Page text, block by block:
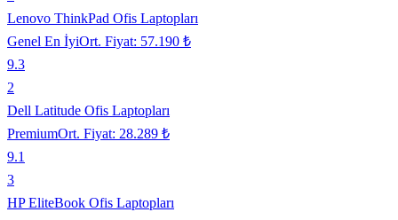
Lenovo ThinkPad Ofis Laptopları
Genel En İyiOrt. Fiyat: 57.190 ₺
9.3
2
Dell Latitude Ofis Laptopları
PremiumOrt. Fiyat: 28.289 ₺
9.1
3
HP EliteBook Ofis Laptopları